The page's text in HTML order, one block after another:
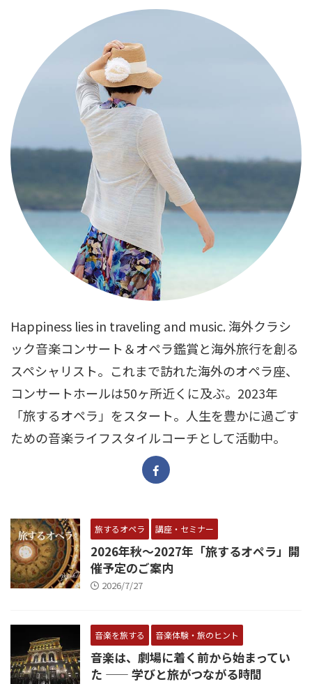
Happiness lies in traveling and music. 海外クラシ
ック音楽コンサート＆オペラ鑑賞と海外旅行を創る
スペシャリスト。これまで訪れた海外のオペラ座、
コンサートホールは50ヶ所近くに及ぶ。2023年
「旅するオペラ」をスタート。人生を豊かに過ごす
ための音楽ライフスタイルコーチとして活動中。
旅するオペラ 講座・セミナー
2026年秋〜2027年「旅するオペラ」開
催予定のご案内
2026/7/27
音楽を旅する 音楽体験・旅のヒント
音楽は、劇場に着く前から始まってい
た —— 学びと旅がつながる時間